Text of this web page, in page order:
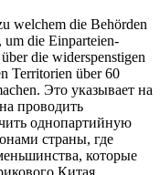
welchem die Behörden
um die Einparteien-
die widerspenstigen
Territorien über 60
Это указывает на
проводить
однопартийную
страны, где
которые
Китая.